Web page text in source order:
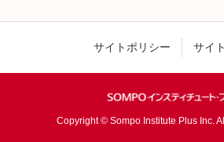
サイトポリシー サイ
Copyright © Sompo Institute Plus Inc.